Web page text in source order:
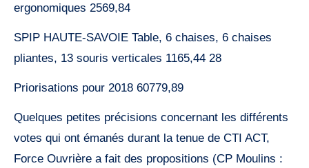
ergonomiques 2569,84
SPIP HAUTE-SAVOIE Table, 6 chaises, 6 chaises
pliantes, 13 souris verticales 1165,44 28
Priorisations pour 2018 60779,89
Quelques petites précisions concernant les différents
votes qui ont émanés durant la tenue de CTI ACT,
Force Ouvrière a fait des propositions (CP Moulins :